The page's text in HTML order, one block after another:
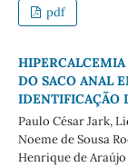
pdf
DO SACO ANAL
IDENTIFICAÇÃO
Paulo César Jark,
Noeme de Sousa
Henrique de